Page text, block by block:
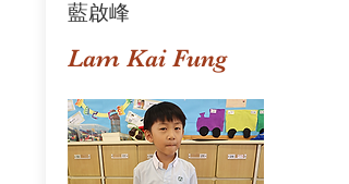
藍啟峰
Lam Kai Fung